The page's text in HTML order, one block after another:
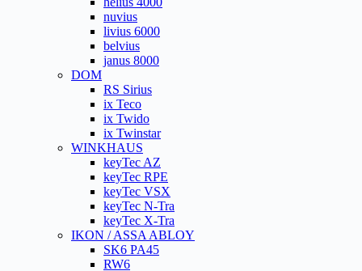
nuvius
livius 6000
belvius
janus 8000
DOM
RS Sirius
ix Teco
ix Twido
ix Twinstar
WINKHAUS
keyTec AZ
keyTec RPE
keyTec VSX
keyTec N-Tra
keyTec X-Tra
IKON / ASSA ABLOY
SK6 PA45
RW6